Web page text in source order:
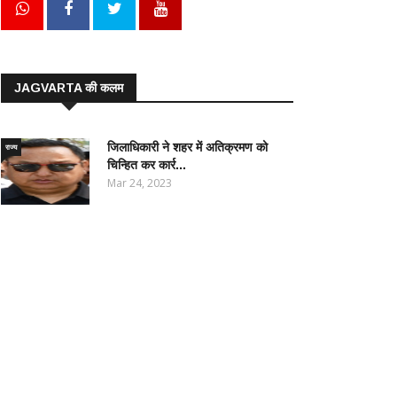
JAGVARTA की कलम
राज्य
जिलाधिकारी ने शहर में अतिक्रमण को
चिन्हित कर कार्र...
Mar 24, 2023